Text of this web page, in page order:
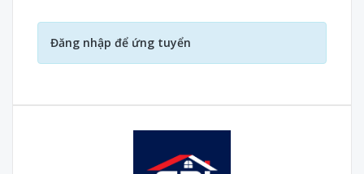
Đăng nhập để ứng tuyển